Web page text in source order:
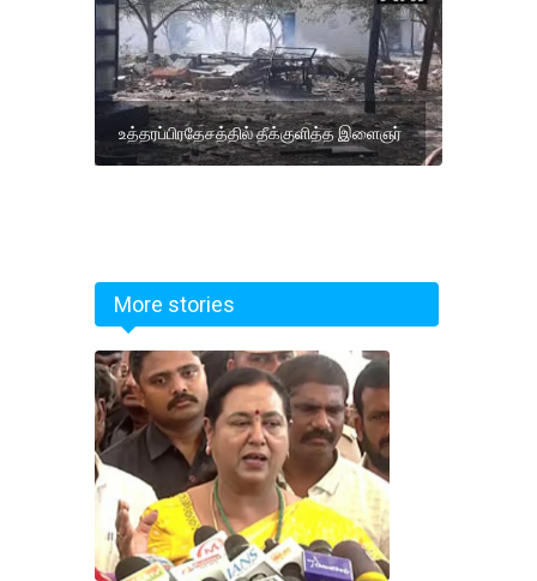
உத்தரப்பிரதேசத்தில் தீக்குளித்த இளைஞர்
More stories